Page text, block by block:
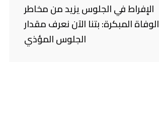
الإفراط في الجلوس يزيد من مخاطر
الوفاة المبكرة: بتنا الآن نعرف مقدار
الجلوس المؤذي